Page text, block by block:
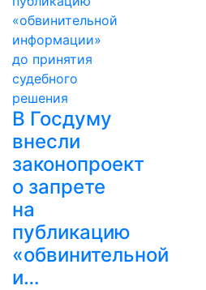
В Госдуму
внесли
законопроект
о запрете
на
публикацию
«обвинительной
и…